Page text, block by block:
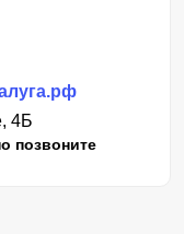
4Б
позвоните